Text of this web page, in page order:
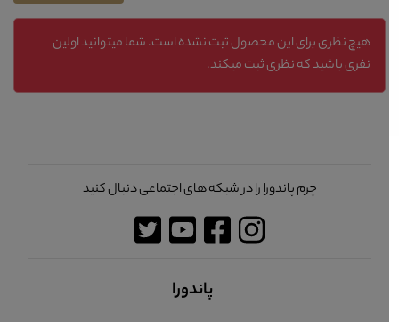
هیچ نظری برای این محصول ثبت نشده است. شما میتوانید اولین
نفری باشید که نظری ثبت میکند.
چرم پاندورا را در شبکه های اجتماعی دنبال کنید
پاندورا